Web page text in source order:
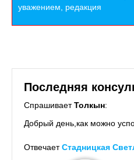
уважением, редакция
Последняя
СпрашиваетТолкын:
Добрый день,как можно
ОтвечаетСтадницкая